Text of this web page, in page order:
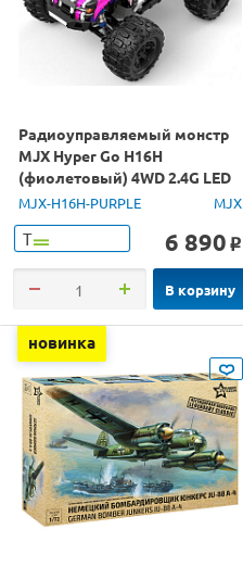
Радиоуправляемый монстр
MJX Hyper Go H16H
(фиолетовый) 4WD 2.4G LED
GPS 1/16 RTR
MJX-H16H-PURPLE MJX
Т 6 890 o
В корзину
новинка